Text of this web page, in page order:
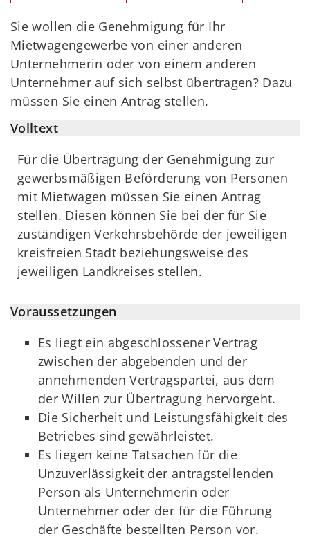
Sie wollen die Genehmigung für Ihr
Mietwagengewerbe von einer anderen
Unternehmerin oder von einem anderen
Unternehmer auf sich selbst übertragen? Dazu
müssen Sie einen Antrag stellen.
Volltext
Für die Übertragung der Genehmigung zur
gewerbsmäßigen Beförderung von Personen
mit Mietwagen müssen Sie einen Antrag
stellen. Diesen können Sie bei der für Sie
zuständigen Verkehrsbehörde der jeweiligen
kreisfreien Stadt beziehungsweise des
jeweiligen Landkreises stellen.
Voraussetzungen
Es liegt ein abgeschlossener Vertrag
zwischen der abgebenden und der
annehmenden Vertragspartei, aus dem
der Willen zur Übertragung hervorgeht.
Die Sicherheit und Leistungsfähigkeit des
Betriebes sind gewährleistet.
Es liegen keine Tatsachen für die
Unzuverlässigkeit der antragstellenden
Person als Unternehmerin oder
Unternehmer oder der für die Führung
der Geschäfte bestellten Person vor.